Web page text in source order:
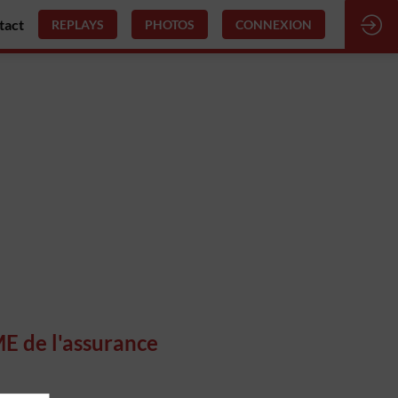
REPLAYS PHOTOS CONNEXION
de l'assurance